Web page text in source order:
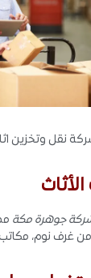
نقل وتخزين
جوهرة مكة
من غرف نوم،